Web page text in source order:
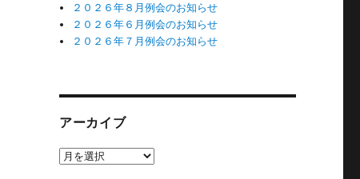
２０２６年８月例会のお知らせ
２０２６年６月例会のお知らせ
２０２６年７月例会のお知らせ
アーカイブ
ア